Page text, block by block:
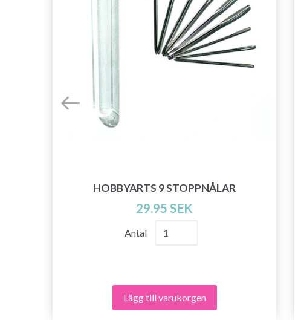
HOBBYARTS 9 STOPPNÅLAR
29.95 SEK
Antal
Lägg till varukorgen